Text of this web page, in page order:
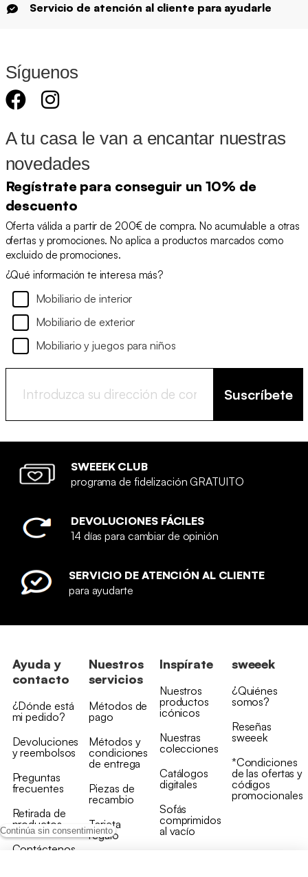
Continúa sin consentimiento
Servicio de atención al cliente para ayudarle
Síguenos
A tu casa le van a encantar nuestras
novedades
Regístrate para conseguir un 10% de
descuento
Oferta válida a partir de 200€ de compra. No acumulable a otras
ofertas y promociones. No aplica a productos marcados como
excluido de promociones.
¿Qué información te interesa más?
Mobiliario de interior
Mobiliario de exterior
Mobiliario y juegos para niños
Suscríbete
SWEEEK CLUB
programa de fidelización GRATUITO
DEVOLUCIONES FÁCILES
14 días para cambiar de opinión
SERVICIO DE ATENCIÓN AL CLIENTE
para ayudarte
Ayuda y
contacto
¿Dónde está
mi pedido?
Devoluciones
y reembolsos
Preguntas
frecuentes
Retirada de
productos
Contáctenos
Nuestros
servicios
Métodos de
pago
Métodos y
condiciones
de entrega
Piezas de
recambio
Tarjeta
regalo
Inspírate
Nuestros
productos
icónicos
Nuestras
colecciones
Catálogos
digitales
Sofás
comprimidos
al vacío
sweeek
¿Quiénes
somos?
Reseñas
sweeek
*Condiciones
de las ofertas y
códigos
promocionales